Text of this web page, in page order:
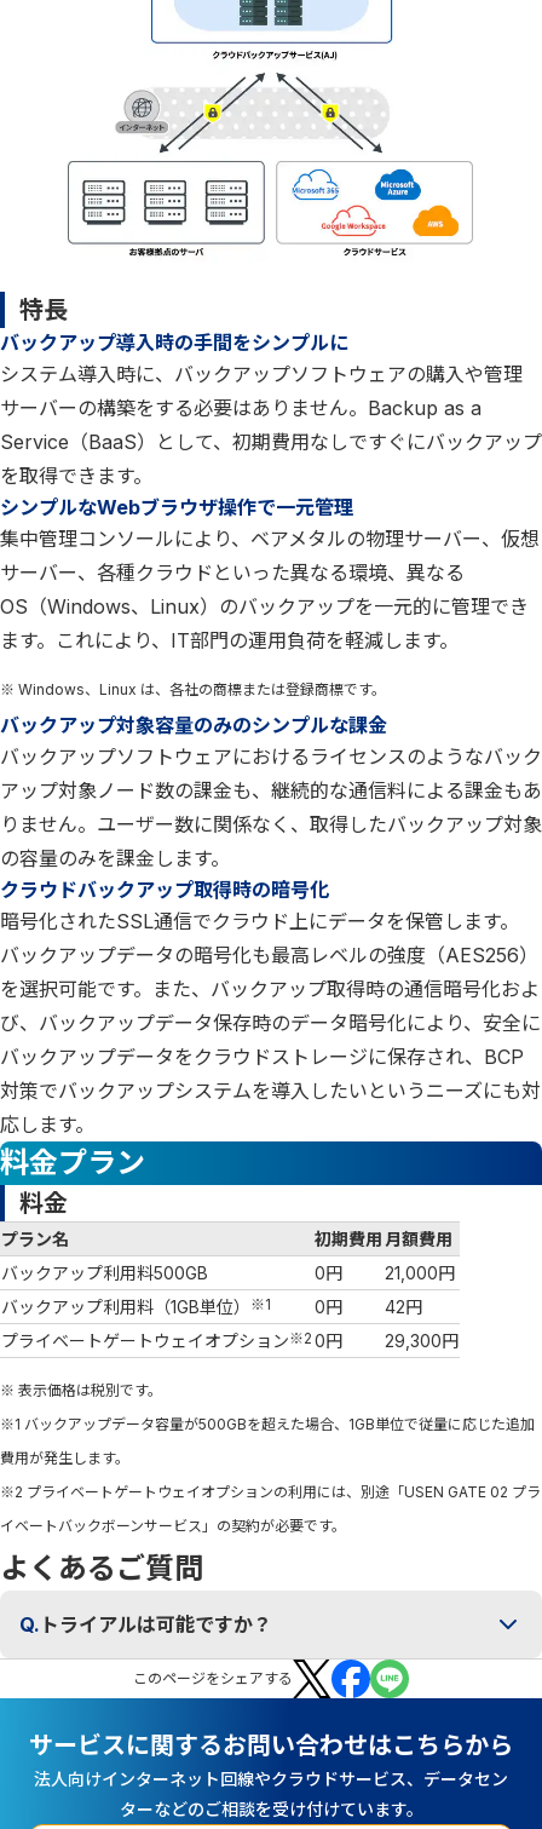
特長
バックアップ導入時の手間をシンプルに
システム導入時に、バックアップソフトウェアの購入や管理
サーバーの構築をする必要はありません。Backup as a
Service（BaaS）として、初期費用なしですぐにバックアップ
を取得できます。
シンプルなWebブラウザ操作で一元管理
集中管理コンソールにより、ベアメタルの物理サーバー、仮想
サーバー、各種クラウドといった異なる環境、異なる
OS（Windows、Linux）のバックアップを一元的に管理でき
ます。これにより、IT部門の運用負荷を軽減します。
※ Windows、Linux は、各社の商標または登録商標です。
バックアップ対象容量のみのシンプルな課金
バックアップソフトウェアにおけるライセンスのようなバック
アップ対象ノード数の課金も、継続的な通信料による課金もあ
りません。ユーザー数に関係なく、取得したバックアップ対象
の容量のみを課金します。
クラウドバックアップ取得時の暗号化
暗号化されたSSL通信でクラウド上にデータを保管します。
バックアップデータの暗号化も最高レベルの強度（AES256）
を選択可能です。また、バックアップ取得時の通信暗号化およ
び、バックアップデータ保存時のデータ暗号化により、安全に
バックアップデータをクラウドストレージに保存され、BCP
対策でバックアップシステムを導入したいというニーズにも対
応します。
料金プラン
料金
プラン名 初期費用 月額費用
バックアップ利用料500GB
0円
21,000円
バックアップ利用料（1GB単位）
※1 0円
42円
プライベートゲートウェイオプション※2 0円 29,300円
※ 表示価格は税別です。
※1 バックアップデータ容量が500GBを超えた場合、1GB単位で従量に応じた追加
費用が発生します。
※2 プライベートゲートウェイオプションの利用には、別途「USEN GATE 02 プラ
イベートバックボーンサービス」の契約が必要です。
よくあるご質問
Q. トライアルは可能ですか？
このページをシェアする
サービスに関するお問い合わせはこちらから
法人向けインターネット回線やクラウドサービス、データセン
ターなどのご相談を受け付けています。